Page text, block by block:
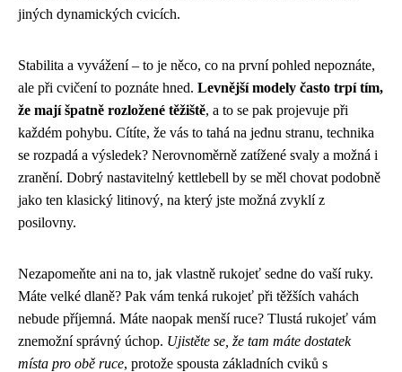
jiných dynamických cvicích.
Stabilita a vyvážení – to je něco, co na první pohled nepoznáte,
ale při cvičení to poznáte hned. Levnější modely často trpí tím,
že mají špatně rozložené těžiště, a to se pak projevuje při
každém pohybu. Cítíte, že vás to tahá na jednu stranu, technika
se rozpadá a výsledek? Nerovnoměrně zatížené svaly a možná i
zranění. Dobrý nastavitelný kettlebell by se měl chovat podobně
jako ten klasický litinový, na který jste možná zvyklí z
posilovny.
Nezapomeňte ani na to, jak vlastně rukojeť sedne do vaší ruky.
Máte velké dlaně? Pak vám tenká rukojeť při těžších vahách
nebude příjemná. Máte naopak menší ruce? Tlustá rukojeť vám
znemožní správný úchop. Ujistěte se, že tam máte dostatek
místa pro obě ruce, protože spousta základních cviků s